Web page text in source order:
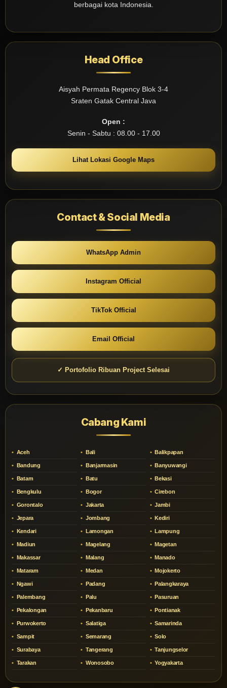
berbagai kota Indonesia.
Head Office
Aisyah Permata Regency Blok 3-4
Sraten Gatak Central Java
Open :
Senin - Sabtu : 08.00 - 17.00
Lihat Lokasi Google Maps
Contact & Social Media
WhatsApp Admin
Instagram Official
TikTok Official
Email Official
✓ Portofolio Ribuan Project Selesai
Cabang Kami
Aceh Bali Balikpapan
Bandung Banjarmasin Banyuwangi
Batam Batu Bekasi
Bengkulu Bogor Cirebon
Gorontalo Jakarta Jambi
Jepara Jombang Kediri
Kendari Lamongan Lampung
Madiun Magelang Magetan
Makassar Malang Manado
Mataram Medan Mojokerto
Ngawi Padang Palangkaraya
Palembang Palu Pasuruan
Pekalongan Pekanbaru Pontianak
Purwokerto Salatiga Samarinda
Sampit Semarang Solo
Surabaya Tangerang Tanjungselor
Tarakan Wonosobo Yogyakarta